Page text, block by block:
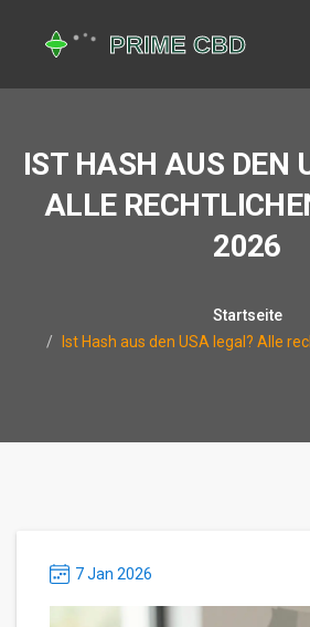
IST HASH AUS DEN
ALLE
2026
Startseite
Ist Hash aus den USA legal? Alle
7 Jan 2026